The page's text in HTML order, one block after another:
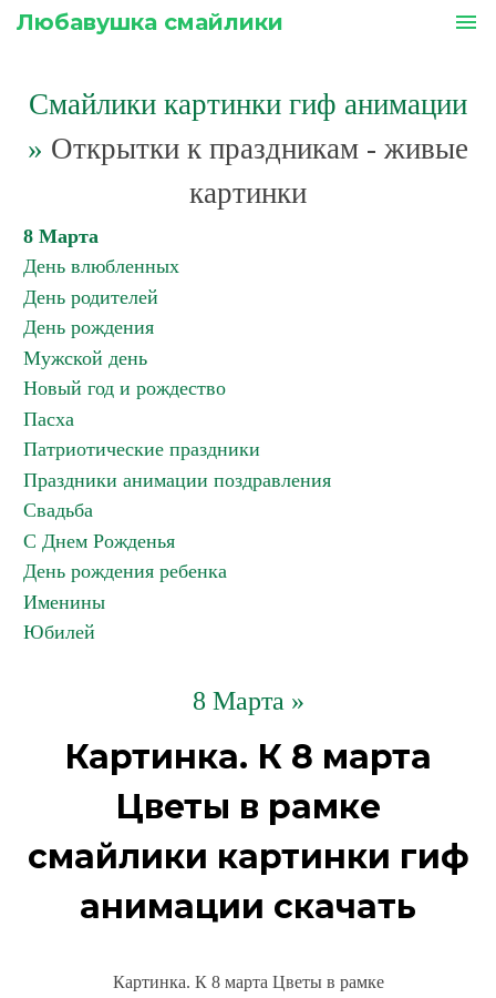
Любавушка смайлики menu
Смайлики картинки гиф анимации
» Открытки к праздникам - живые
картинки
8 Марта
День влюбленных
День родителей
День рождения
Мужской день
Новый год и рождество
Пасха
Патриотические праздники
Праздники анимации поздравления
Свадьба
С Днем Рожденья
День рождения ребенка
Именины
Юбилей
8 Марта »
Картинка. К 8 марта
Цветы в рамке
смайлики картинки гиф
анимации скачать
Картинка. К 8 марта Цветы в рамке